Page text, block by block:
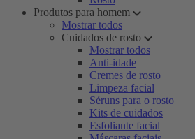
Produtos para homem
Mostrar todos
Cuidados de rosto
Mostrar todos
Anti-idade
Cremes de rosto
Limpeza facial
Séruns para o rosto
Kits de cuidados
Esfoliante facial